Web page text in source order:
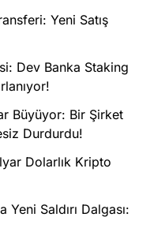
Yeni Satış
Dev Banka Staking
Büyüyor: Bir Şirket
Durdurdu!
Dolarlık Kripto
Yeni Saldırı Dalgası: